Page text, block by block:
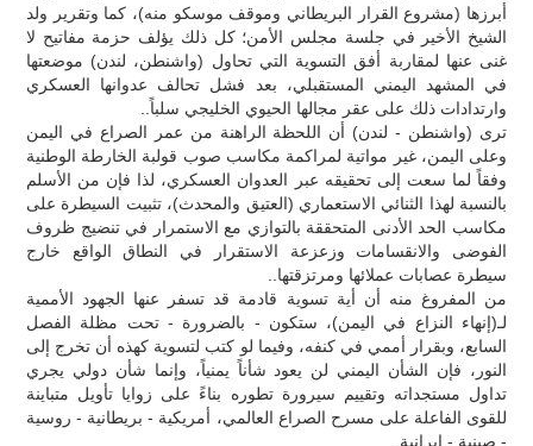
أبرزها (مشروع القرار البريطاني وموقف موسكو منه)، كما وتقرير ولد
الشيخ الأخير في جلسة مجلس الأمن؛ كل ذلك يؤلف حزمة مفاتيح لا
غنى عنها لمقاربة أفق التسوية التي تحاول (واشنطن، لندن) موضعتها
في المشهد اليمني المستقبلي، بعد فشل تحالف عدوانها العسكري
وارتدادات ذلك على عقر مجالها الحيوي الخليجي سلباً..
ترى (واشنطن - لندن) أن اللحظة الراهنة من عمر الصراع في اليمن
وعلى اليمن، غير مواتية لمراكمة مكاسب صوب قولبة الخارطة الوطنية
وفقاً لما سعت إلى تحقيقه عبر العدوان العسكري، لذا فإن من الأسلم
بالنسبة لهذا الثنائي الاستعماري (العتيق والمحدث)، تثبيت السيطرة على
مكاسب الحد الأدنى المتحققة بالتوازي مع الاستمرار في تنضيج ظروف
الفوضى والانقسامات وزعزعة الاستقرار في النطاق الواقع خارج
سيطرة عصابات عملائها ومرتزقتها..
من المفروغ منه أن أية تسوية قادمة قد تسفر عنها الجهود الأممية
لـ(إنهاء النزاع في اليمن)، ستكون - بالضرورة - تحت مظلة الفصل
السابع، وبقرار أممي في كنفه، وفيما لو كتب لتسوية كهذه أن تخرج إلى
النور، فإن الشأن اليمني لن يعود شأناً يمنياً، وإنما شأن دولي يجري
تداول مستجداته وتقييم سيرورة تطوره بناءً على زوايا تأويل متباينة
للقوى الفاعلة على مسرح الصراع العالمي، أمريكية - بريطانية - روسية
- صينية - إيرانية..